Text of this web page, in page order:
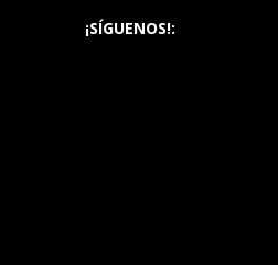
¡SÍGUENOS!: